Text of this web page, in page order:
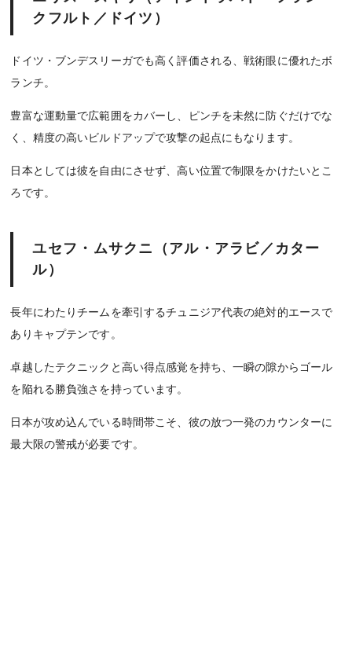
クフルト／ドイツ）
ドイツ・ブンデスリーガでも高く評価される、戦術眼に優れたボ
ランチ。
豊富な運動量で広範囲をカバーし、ピンチを未然に防ぐだけでな
く、精度の高いビルドアップで攻撃の起点にもなります。
日本としては彼を自由にさせず、高い位置で制限をかけたいとこ
ろです。
ユセフ・ムサクニ（アル・アラビ／カター
ル）
長年にわたりチームを牽引するチュニジア代表の絶対的エースで
ありキャプテンです。
卓越したテクニックと高い得点感覚を持ち、一瞬の隙からゴール
を陥れる勝負強さを持っています。
日本が攻め込んでいる時間帯こそ、彼の放つ一発のカウンターに
最大限の警戒が必要です。